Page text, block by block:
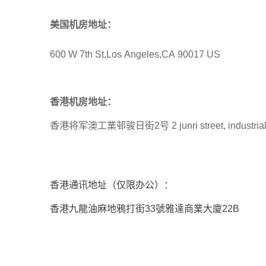
美国机房地址：
600 W 7th St,Los Angeles,CA 90017 US
香港机房地址：
香港将军澳工業邨骏日街2号 2 junri street,
香港通讯地址（仅限办公）：
香港九龍油麻地鴉打街33號雅達商業大廈22B